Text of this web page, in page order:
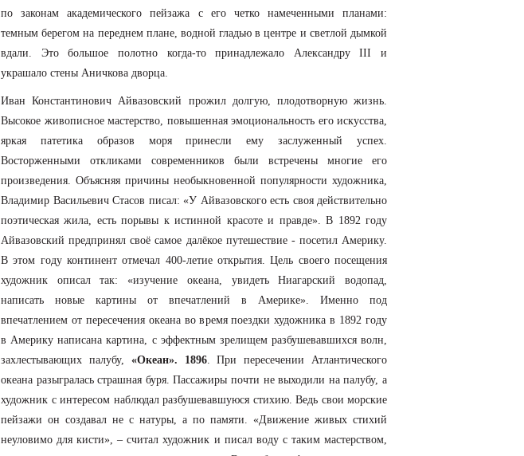
Парусник у берегов Крыма в лунную ночь. 1858
по законам академического пейзажа с его четко намеченными планами:
темным берегом на переднем плане, водной гладью в центре и светлой дымкой
вдали. Это большое полотно когда-то принадлежало Александру III и
украшало стены Аничкова дворца.
Иван Константинович Айвазовский прожил долгую, плодотворную жизнь.
Высокое живописное мастерство, повышенная эмоциональность его искусства,
яркая патетика образов моря принесли ему заслуженный успех.
Восторженными откликами современников были встречены многие его
произведения. Объясняя причины необыкновенной популярности художника,
Владимир Васильевич Стасов писал: «У Айвазовского есть своя действительно
поэтическая жила, есть порывы к истинной красоте и правде». В 1892 году
Айвазовский предпринял своё самое далёкое путешествие - посетил Америку.
В этом году континент отмечал 400-летие открытия. Цель своего посещения
художник описал так: «изучение океана, увидеть Ниагарский водопад,
написать новые картины от впечатлений в Америке». Именно под
впечатлением от пересечения океана во время поездки художника в 1892 году
в Америку написана картина, с эффектным зрелищем разбушевавшихся волн,
захлестывающих палубу, «Океан». 1896. При пересечении Атлантического
океана разыгралась страшная буря. Пассажиры почти не выходили на палубу, а
художник с интересом наблюдал разбушевавшуюся стихию. Ведь свои морские
пейзажи он создавал не с натуры, а по памяти. «Движение живых стихий
неуловимо для кисти», – считал художник и писал воду с таким мастерством,